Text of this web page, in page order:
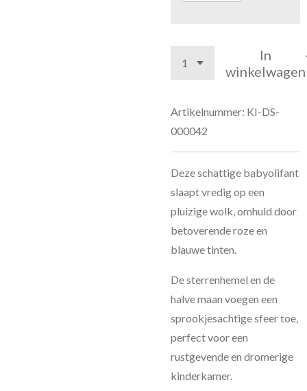
In
winkelwagen
Artikelnummer: KI-DS-
000042
Deze schattige babyolifant
slaapt vredig op een
pluizige wolk, omhuld door
betoverende roze en
blauwe tinten.
De sterrenhemel en de
halve maan voegen een
sprookjesachtige sfeer toe,
perfect voor een
rustgevende en dromerige
kinderkamer.